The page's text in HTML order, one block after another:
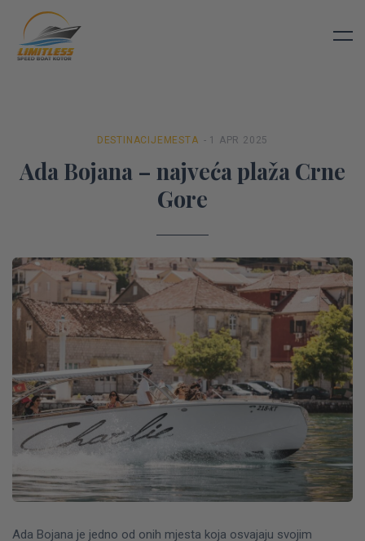
DESTINACIJE MESTA - 1 APR 2025
Ada Bojana – najveća plaža Crne
Gore
Ada Bojana je jedno od onih mjesta koja osvajaju svojim